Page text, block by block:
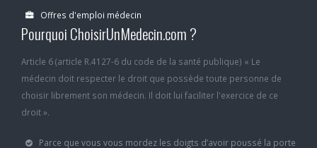
Offres d'emploi médecin
Pourquoi ChoisirUnMedecin.com ?
Article 6 (article R.4127-6 du code de la santé publique) « Le
médecin doit respecter le droit que possède toute personne de
choisir librement son médecin. Il doit lui faciliter l'exercice de ce
droit ».
Parce que vous vous mordez les doigts d’avoir poussé la porte